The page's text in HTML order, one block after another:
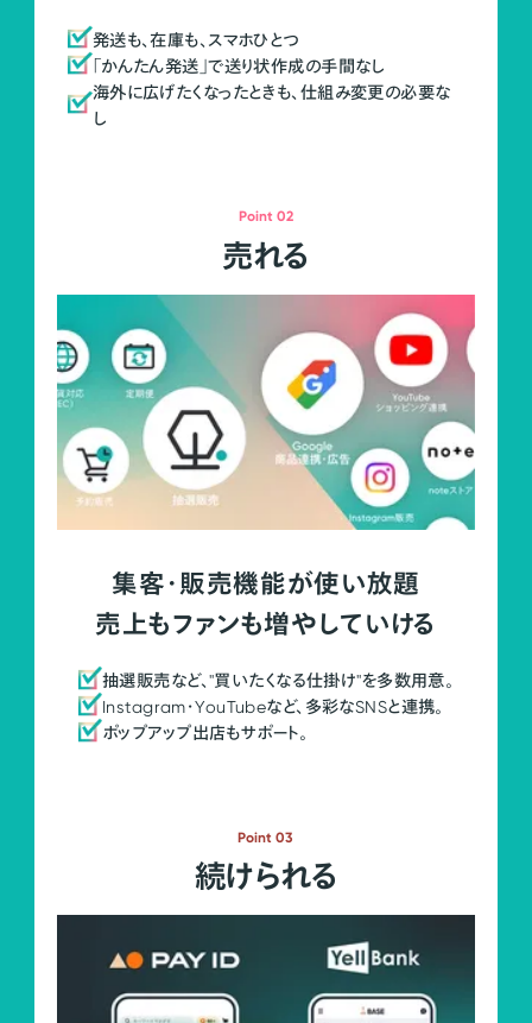
発送も、在庫も、スマホひとつ
「かんたん発送」で送り状作成の手間なし
海外に広げたくなったときも、仕組み変更の必要な
し
Point 02
売れる
集客・販売機能が使い放題
売上もファンも増やしていける
抽選販売など、"買いたくなる仕掛け"を多数用意。
Instagram・YouTubeなど、多彩なSNSと連携。
ポップアップ出店もサポート。
Point 03
続けられる